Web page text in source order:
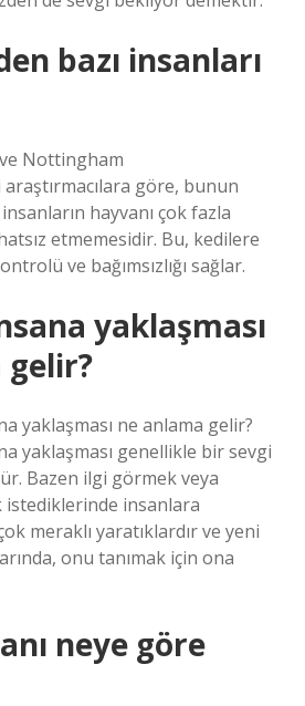
bazı insanları
Nottingham
göre, bunun
hayvanı çok fazla
etmemesidir. Bu, kedilere
ve bağımsızlığı sağlar.
yaklaşması
gelir?
yaklaşması ne anlama gelir?
yaklaşması genellikle bir sevgi
Bazen ilgi görmek veya
istediklerinde insanlara
meraklı yaratıklardır ve yeni
onu tanımak için ona
neye göre